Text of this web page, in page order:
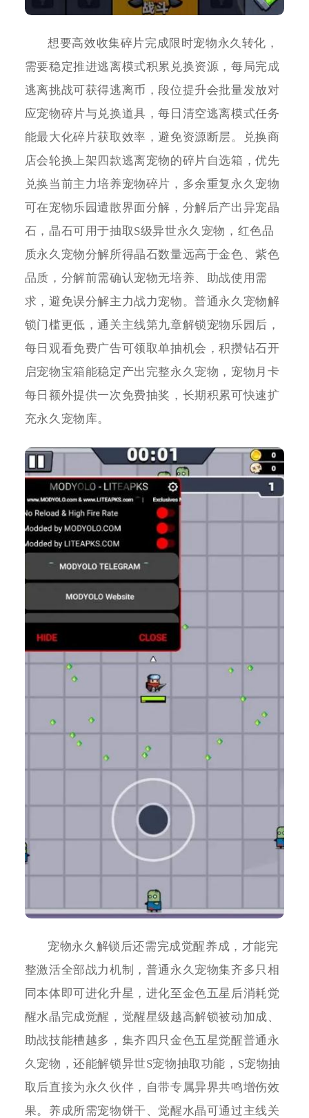
想要高效收集碎片完成限时宠物永久转化，
需要稳定推进逃离模式积累兑换资源，每局完成
逃离挑战可获得逃离币，段位提升会批量发放对
应宠物碎片与兑换道具，每日清空逃离模式任务
能最大化碎片获取效率，避免资源断层。兑换商
店会轮换上架四款逃离宠物的碎片自选箱，优先
兑换当前主力培养宠物碎片，多余重复永久宠物
可在宠物乐园遣散界面分解，分解后产出异宠晶
石，晶石可用于抽取S级异世永久宠物，红色品
质永久宠物分解所得晶石数量远高于金色、紫色
品质，分解前需确认宠物无培养、助战使用需
求，避免误分解主力战力宠物。普通永久宠物解
锁门槛更低，通关主线第九章解锁宠物乐园后，
每日观看免费广告可领取单抽机会，积攒钻石开
启宠物宝箱能稳定产出完整永久宠物，宠物月卡
每日额外提供一次免费抽奖，长期积累可快速扩
充永久宠物库。
宠物永久解锁后还需完成觉醒养成，才能完
整激活全部战力机制，普通永久宠物集齐多只相
同本体即可进化升星，进化至金色五星后消耗觉
醒水晶完成觉醒，觉醒星级越高解锁被动加成、
助战技能槽越多，集齐四只金色五星觉醒普通永
久宠物，还能解锁异世S宠物抽取功能，S宠物抽
取后直接为永久伙伴，自带专属异界共鸣增伤效
果。养成所需宠物饼干、觉醒水晶可通过主线关